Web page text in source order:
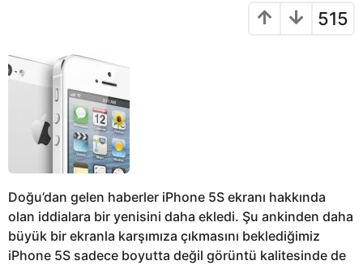
ı
515
Doğu’dan gelen haberler iPhone 5S ekranı hakkında
olan iddialara bir yenisini daha ekledi. Şu ankinden daha
büyük bir ekranla karşımıza çıkmasını beklediğimiz
iPhone 5S sadece boyutta değil görüntü kalitesinde de